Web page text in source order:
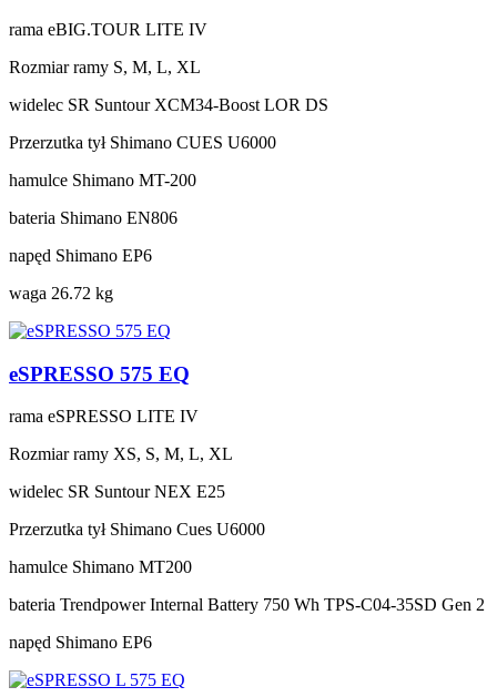
rama eBIG.TOUR LITE IV
Rozmiar ramy S, M, L, XL
widelec SR Suntour XCM34-Boost LOR DS
Przerzutka tył Shimano CUES U6000
hamulce Shimano MT-200
bateria Shimano EN806
napęd Shimano EP6
waga 26.72 kg
eSPRESSO 575 EQ
rama eSPRESSO LITE IV
Rozmiar ramy XS, S, M, L, XL
widelec SR Suntour NEX E25
Przerzutka tył Shimano Cues U6000
hamulce Shimano MT200
bateria Trendpower Internal Battery 750 Wh TPS-C04-35SD Gen 2
napęd Shimano EP6